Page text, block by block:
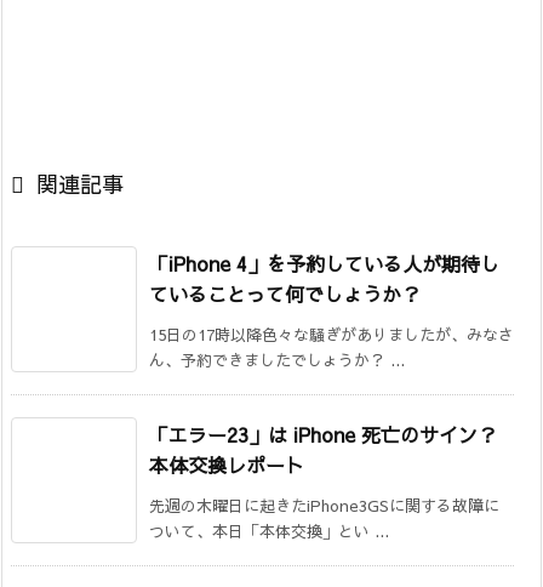
 関連記事
「iPhone 4」を予約している人が期待し
ていることって何でしょうか？
15日の17時以降色々な騒ぎがありましたが、みなさ
ん、予約できましたでしょうか？ ...
「エラー23」は iPhone 死亡のサイン？
本体交換レポート
先週の木曜日に起きたiPhone3GSに関する故障に
ついて、本日「本体交換」とい ...